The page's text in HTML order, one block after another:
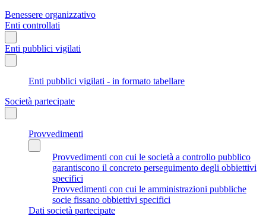
Benessere organizzativo
Enti controllati
Enti pubblici vigilati
Enti pubblici vigilati - in formato tabellare
Società partecipate
Provvedimenti
Provvedimenti con cui le società a controllo pubblico
garantiscono il concreto perseguimento degli obbiettivi
specifici
Provvedimenti con cui le amministrazioni pubbliche
socie fissano obbiettivi specifici
Dati società partecipate